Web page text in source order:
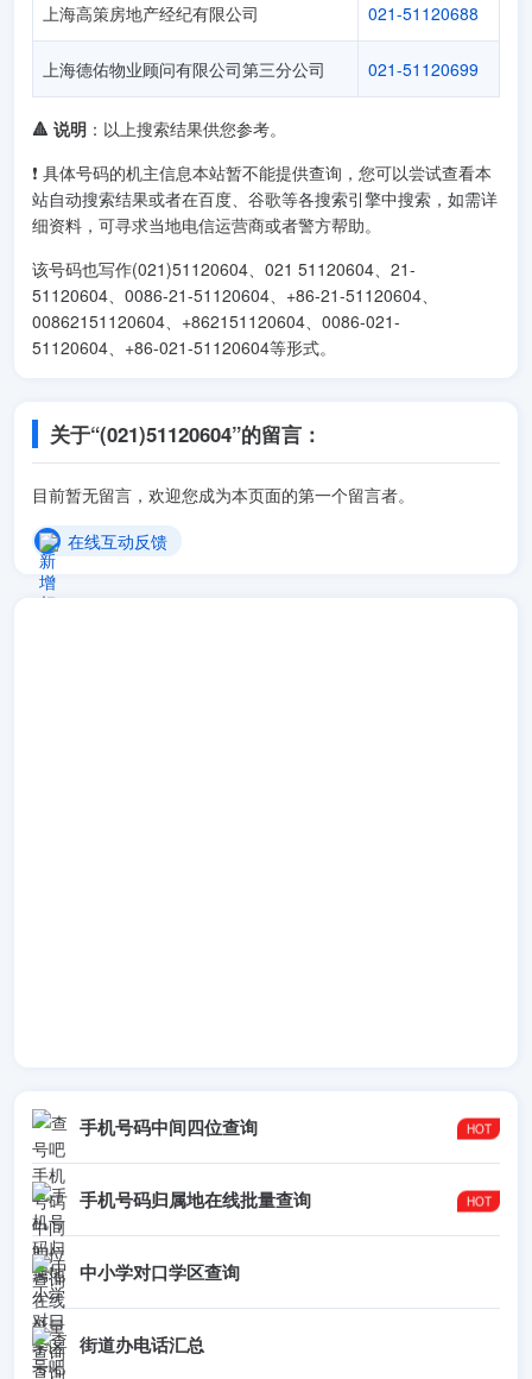
上海高策房地产经纪有限公司 021-51120688
上海德佑物业顾问有限公司第三分公司 021-51120699
🔺 说明 ：以上搜索结果供您参考。
❗ 具体号码的机主信息本站暂不能提供查询，您可以尝试查看本
站自动搜索结果或者在百度、谷歌等各搜索引擎中搜索，如需详
细资料，可寻求当地电信运营商或者警方帮助。
该号码也写作(021)51120604、021 51120604、21-
51120604、0086-21-51120604、+86-21-51120604、
00862151120604、+862151120604、0086-021-
51120604、+86-021-51120604等形式。
关于“(021)51120604”的留言：
目前暂无留言，欢迎您成为本页面的第一个留言者。
在线互动反馈
手机号码中间四位查询
手机号码归属地在线批量查询
中小学对口学区查询
街道办电话汇总